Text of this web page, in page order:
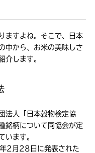
ますよね。そこで、日本
中から、お米の美味しさ
介します。
法人「日本穀物検定協
銘柄について同協会が定
います。
2月28日に発表された